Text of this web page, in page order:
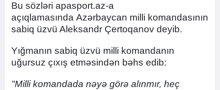
Bu sözləri apasport.az-a
açıqlamasında Azərbaycan milli komandasının
sabiq üzvü Aleksandr Çertoqanov deyib.
Yığmanın sabiq üzvü milli komandanın
uğursuz çıxış etməsindən bəhs edib:
"Milli komandada nəyə görə alınmır, heç